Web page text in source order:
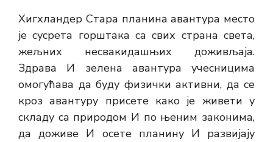
Хигхландер Стара планина авантура место
је сусрета горштака са свих страна света,
жељних несвакидашњих доживљаја.
Здрава И зелена авантура учесницима
омогућава да буду физички активни, да се
кроз авантуру присете како је живети у
складу са природом И по њеним законима,
да доживе И осете планину И развијају